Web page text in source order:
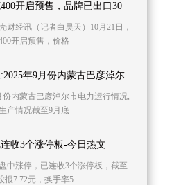
开启预售，品牌已出口30
财经讯（记者白昊天）10月21日，
开启预售，价格
年9月份内蒙古巴彦淖尔
份内蒙古巴彦淖尔市电力运行情况,
产情况截至9月底
收3个涨停板-今日热文
中涨停，已连收3个涨停板，截至
报7 72元，换手率5